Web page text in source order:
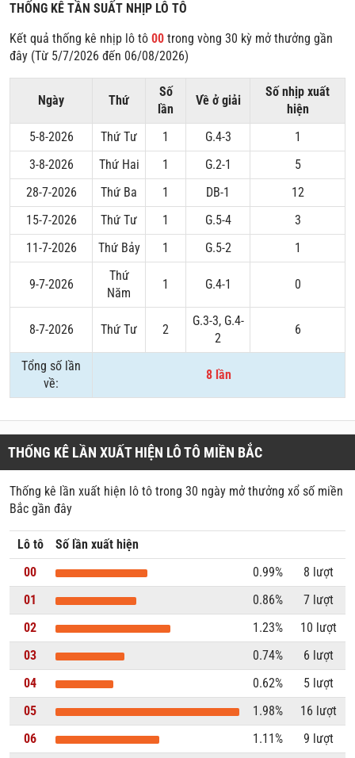
THỐNG KÊ TẦN SUẤT NHỊP LÔ TÔ
Kết quả thống kê nhịp lô tô 00 trong vòng 30 kỳ mở thưởng gần
đây (Từ 5/7/2026 đến 06/08/2026)
Ngày Thứ
Số
lần
Về ở giải
Số nhịp xuất
hiện
5-8-2026
Thứ Tư 1 G.4-3
1
3-8-2026
Thứ Hai 1 G.2-1
5
28-7-2026
Thứ Ba 1 DB-1
12
15-7-2026
Thứ Tư 1 G.5-4
3
11-7-2026
Thứ Bảy 1 G.5-2 1
9-7-2026
Thứ
Năm
1 G.4-1 0
8-7-2026 Thứ Tư 2
G.3-3, G.4-
2
6
Tổng số lần
về:
8 lần
THỐNG KÊ LẦN XUẤT HIỆN LÔ TÔ MIỀN BẮC
Thống kê lần xuất hiện lô tô trong 30 ngày mở thưởng xổ số miền
Bắc gần đây
Lô tô
Số lần xuất hiện
00
0.99%
8 lượt
01
0.86%
7 lượt
02
1.23%
10 lượt
03
0.74%
6 lượt
04
0.62%
5 lượt
05
1.98%
16 lượt
06
1.11%
9 lượt